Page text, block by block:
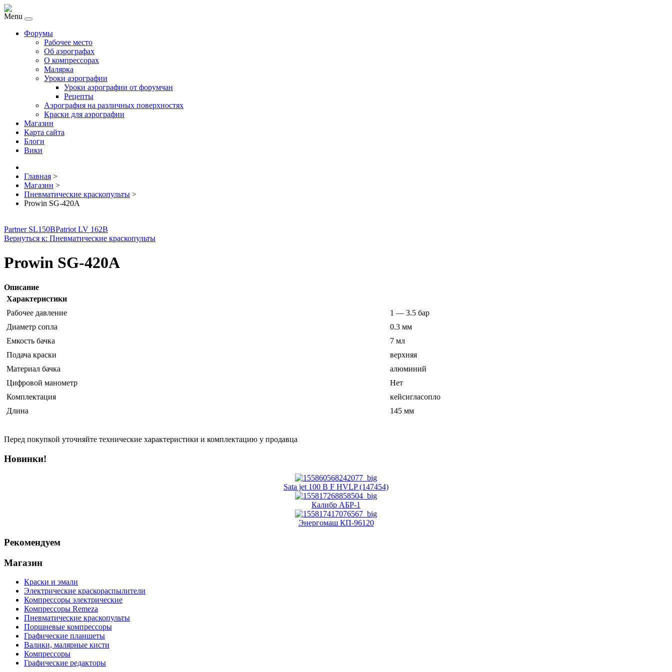
Menu
Форумы
Рабочее место
Об аэрографах
О компрессорах
Малярка
Уроки аэрографии
Уроки аэрографии от форумчан
Рецепты
Аэрография на различных поверхностях
Краски для аэрографии
Магазин
Карта сайта
Блоги
Вики
Главная >
Магазин >
Пневматические краскопульты >
Prowin SG-420A
Partner SL150BPatriot LV 162B
Вернуться к: Пневматические краскопульты
Prowin SG-420A
Описание
Характеристики
Рабочее давление
1 — 3.5 бар
Диаметр сопла
0.3 мм
Емкость бачка
7 мл
Подача краски
верхняя
Материал бачка
алюминий
Цифровой манометр
Нет
Комплектация
кейсигласопло
Длина
145 мм
Перед покупкой уточняйте технические характеристики и комплектацию у продавца
Новинки!
Sata jet 100 B F HVLP (147454)
Калибр АБР-1
Энергомаш КП-96120
Рекомендуем
Магазин
Краски и эмали
Электрические краскораспылители
Компрессоры электрические
Компрессоры Remeza
Пневматические краскопульты
Поршневые компрессоры
Графические планшеты
Валики, малярные кисти
Компрессоры
Графические редакторы